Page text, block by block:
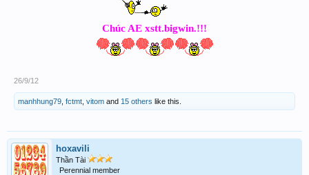
Chúc AE xstt.bigwin.!!!
26/9/12
manhhung79 fctmt vitom and 15 others like this.
hoxavili
Thần Tài
Perennial member